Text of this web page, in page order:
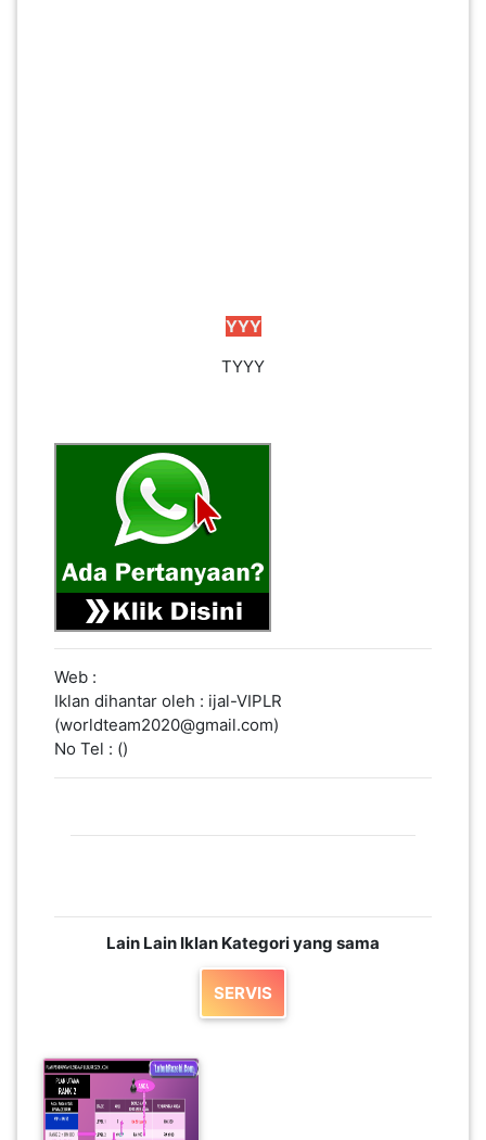
YYY
TYYY
Web :
Iklan dihantar oleh : ijal-VIPLR
(worldteam2020@gmail.com)
No Tel : ()
Lain Lain Iklan Kategori yang sama
SERVIS
LUMPUR(16)
PUTRAJAYA(9)
LABUAN(2)
MALAYSIA(82)